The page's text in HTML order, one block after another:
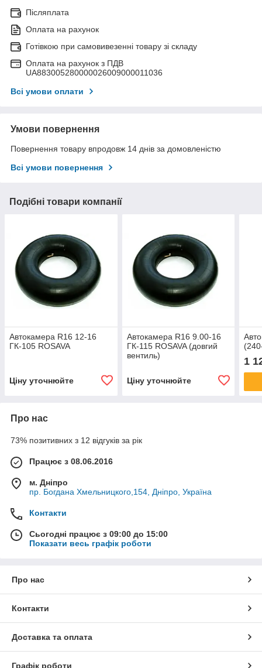
Післяплата
Оплата на рахунок
Готівкою при самовивезенні товару зі складу
Оплата на рахунок з ПДВ
UA883005280000026009000011036
Всі умови оплати
Умови повернення
Повернення товару впродовж 14 днів за домовленістю
Всі умови повернення
Подібні товари компанії
Автокамера R16 12-16
ГК-105 ROSAVA
Ціну уточнюйте
Автокамера R16 9.00-16
ГК-115 ROSAVA (довгий
вентиль)
Ціну уточнюйте
1
Про нас
73% позитивних з 12 відгуків за рік
Працює з 08.06.2016
м. Дніпро
пр. Богдана Хмельницкого,154, Дніпро, Україна
Контакти
Сьогодні працює з 09:00 до 15:00
Показати весь графік роботи
Про нас
Контакти
Доставка та оплата
Графік роботи